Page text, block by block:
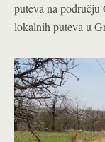
puteva na području
lokalnih puteva u